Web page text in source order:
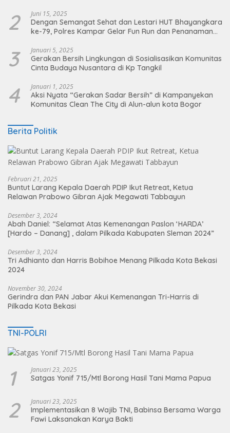
2 Juni 15, 2025
Dengan Semangat Sehat dan Lestari HUT Bhayangkara
ke-79, Polres Kampar Gelar Fun Run dan Penanaman
3 Januari 5, 2025
Gerakan Bersih Lingkungan di Sosialisasikan Komunitas
Cinta Budaya Nusantara di Kp Tangkil
4 Januari 1, 2025
Aksi Nyata “Gerakan Sadar Bersih” di Kampanyekan
Komunitas Clean The City di Alun-alun kota Bogor
Berita Politik
Februari 21, 2025
Buntut Larang Kepala Daerah PDIP Ikut Retreat, Ketua
Relawan Prabowo Gibran Ajak Megawati Tabbayun
Desember 3, 2024
Abah Daniel: “Selamat Atas Kemenangan Paslon ‘HARDA’
[Hardo – Danang] , dalam Pilkada Kabupaten Sleman 2024”
Desember 3, 2024
Tri Adhianto dan Harris Bobihoe Menang Pilkada Kota Bekasi
2024
November 30, 2024
Gerindra dan PAN Jabar Akui Kemenangan Tri-Harris di
Pilkada Kota Bekasi
TNI-POLRI
1 Januari 23, 2025
Satgas Yonif 715/Mtl Borong Hasil Tani Mama Papua
2 Januari 23, 2025
Implementasikan 8 Wajib TNI, Babinsa Bersama Warga
Fawi Laksanakan Karya Bakti